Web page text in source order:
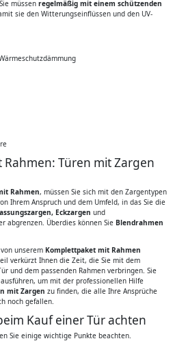
müssen regelmäßig mit einem schützenden
sie den Witterungseinflüssen und den UV-
Türen mit Zargen
Rahmen, müssen Sie sich mit den Zargentypen
Ihrem Anspruch und dem Umfeld, in das Sie die
Eckzargen und
abgrenzen. Überdies können Sie Blendrahmen
unserem Komplettpaket mit Rahmen
verkürzt Ihnen die Zeit, die Sie mit dem
und dem passenden Rahmen verbringen. Sie
um mit der professionellen Hilfe
mit Zargen zu finden, die alle Ihre Ansprüche
noch gefallen.
Kauf einer Tür achten
Sie einige wichtige Punkte beachten.